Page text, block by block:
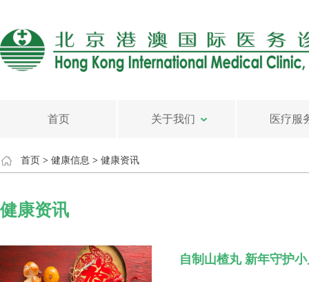
首页 关于我们 医疗服
首页 > 健康信息 > 健康资讯
健康资讯
自制山楂丸 新年守护